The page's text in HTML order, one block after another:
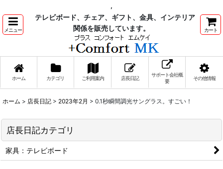
,
メニュー
テレビボード、チェア、ギフト、金具、インテリア
関係を販売しています。
カート
ホーム カテゴリ ご利用案内 店長日記
サポート会社概
要
その他情報
ホーム > 店長日記 > 2023年2月 > 0.1秒瞬間調光サングラス。すごい！
店長日記カテゴリ
家具：テレビボード